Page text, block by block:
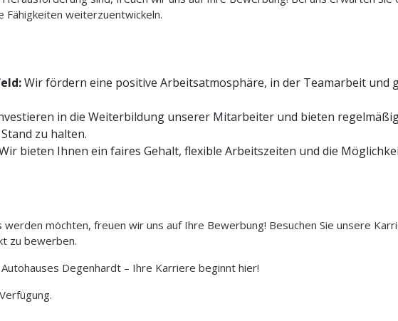
weiterzuentwickeln.
Wir fördern eine positive Arbeitsatmosphäre, in der Teamarbeit und
in die Weiterbildung unserer Mitarbeiter und bieten
zu halten.
bieten Ihnen ein faires Gehalt, flexible Arbeitszeiten und die
möchten, freuen wir uns auf Ihre Bewerbung! Besuchen Sie unsere
zu bewerben.
Degenhardt – Ihre Karriere beginnt hier!